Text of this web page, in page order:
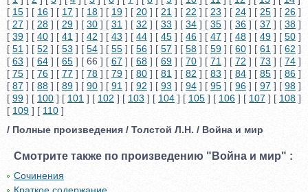
[ 15 ] [ 16 ] [ 17 ] [ 18 ] [ 19 ] [ 20 ] [ 21 ] [ 22 ] [ 23 ] [ 24 ] [ 25 ] [ 26 ]
[ 27 ] [ 28 ] [ 29 ] [ 30 ] [ 31 ] [ 32 ] [ 33 ] [ 34 ] [ 35 ] [ 36 ] [ 37 ] [ 38 ]
[ 39 ] [ 40 ] [ 41 ] [ 42 ] [ 43 ] [ 44 ] [ 45 ] [ 46 ] [ 47 ] [ 48 ] [ 49 ] [ 50 ]
[ 51 ] [ 52 ] [ 53 ] [ 54 ] [ 55 ] [ 56 ] [ 57 ] [ 58 ] [ 59 ] [ 60 ] [ 61 ] [ 62 ]
[ 63 ] [ 64 ] [ 65 ] [ 66 ] [ 67 ] [ 68 ] [ 69 ] [ 70 ] [ 71 ] [ 72 ] [ 73 ] [ 74 ]
[ 75 ] [ 76 ] [ 77 ] [ 78 ] [ 79 ] [ 80 ] [ 81 ] [ 82 ] [ 83 ] [ 84 ] [ 85 ] [ 86 ]
[ 87 ] [ 88 ] [ 89 ] [ 90 ] [ 91 ] [ 92 ] [ 93 ] [ 94 ] [ 95 ] [ 96 ] [ 97 ] [ 98 ]
[ 99 ] [ 100 ] [ 101 ] [ 102 ] [ 103 ] [ 104 ] [ 105 ] [ 106 ] [ 107 ] [ 108 ]
[ 109 ] [ 110 ]
/ Полные произведения / Толстой Л.Н. / Война и мир
Смотрите также по произведению "Война и мир" :
Сочинения